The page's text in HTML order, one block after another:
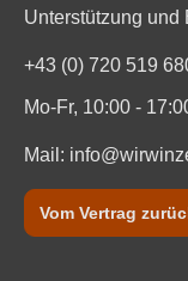
Kohlenhydrate
Kohlenhydrate
Zutaten
Unterstützung und
+43 (0) 720 519
Mo-Fr, 10:00 -
Mail:
Vom Vertrag